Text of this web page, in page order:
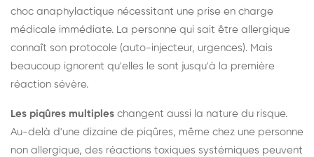
choc anaphylactique nécessitant une prise en charge
médicale immédiate. La personne qui sait être allergique
connaît son protocole (auto-injecteur, urgences). Mais
beaucoup ignorent qu'elles le sont jusqu'à la première
réaction sévère.
Les piqûres multiples changent aussi la nature du risque.
Au-delà d'une dizaine de piqûres, même chez une personne
non allergique, des réactions toxiques systémiques peuvent